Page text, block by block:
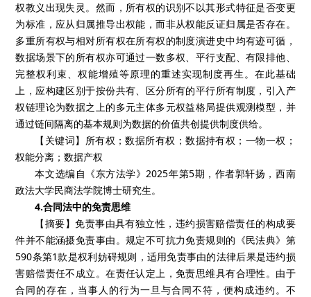
权教义出现失灵。然而，所有权的识别不以其形式特征是否变更
为标准，应从归属推导出权能，而非从权能反证归属是否存在。
多重所有权与相对所有权在所有权的制度演进史中均有迹可循，
数据场景下的所有权亦可通过一数多权、平行支配、有限排他、
完整权利束、权能增殖等原理的重述实现制度再生。在此基础
上，应构建区别于按份共有、区分所有的平行所有制度，引入产
权链理论为数据之上的多元主体多元权益格局提供观测模型，并
通过链间隔离的基本规则为数据的价值共创提供制度供给。
【关键词】所有权；数据所有权；数据持有权；一物一权；
权能分离；数据产权
本文选编自《东方法学》2025年第5期，作者郭轩扬，西南
政法大学民商法学院博士研究生。
4.合同法中的免责思维
【摘要】免责事由具有独立性，违约损害赔偿责任的构成要
件并不能涵摄免责事由。规定不可抗力免责规则的《民法典》第
590条第1款是权利妨碍规则，适用免责事由的法律后果是违约损
害赔偿责任不成立。在责任认定上，免责思维具有合理性。由于
合同的存在，当事人的行为一旦与合同不符，便构成违约。不